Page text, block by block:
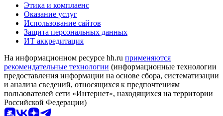
Этика и комплаенс
Оказание услуг
Использование сайтов
Защита персональных данных
ИТ аккредитация
На информационном ресурсе hh.ru применяются
рекомендательные технологии (информационные технологии
предоставления информации на основе сбора, систематизации
и анализа сведений, относящихся к предпочтениям
пользователей сети «Интернет», находящихся на территории
Российской Федерации)